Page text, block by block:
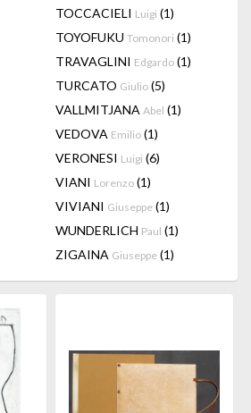
TOCCACIELI Luigi (1)
TOYOFUKU Tomonori (1)
TRAVAGLINI Edgardo (1)
TURCATO Giulio (5)
VALLMITJANA Abel (1)
VEDOVA Emilio (1)
VERONESI Luigi (6)
VIANI Lorenzo (1)
VIVIANI Giuseppe (1)
WUNDERLICH Paul (1)
ZIGAINA Giuseppe (1)